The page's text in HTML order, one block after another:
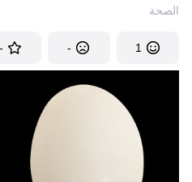
الصحة
1
-
-